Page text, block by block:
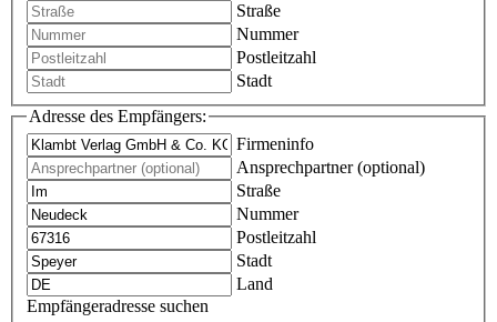
Straße
Nummer
Postleitzahl
Stadt
Adresse des Empfängers:
Firmeninfo
Ansprechpartner (optional)
Straße
Nummer
Postleitzahl
Stadt
Land
Empfängeradresse suchen